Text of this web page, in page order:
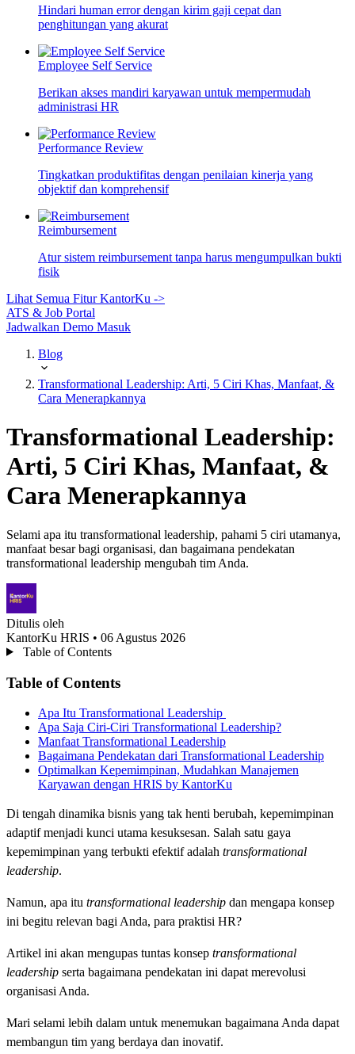
Hindari human error dengan kirim gaji cepat dan
penghitungan yang akurat
Employee Self Service
Berikan akses mandiri karyawan untuk mempermudah
administrasi HR
Performance Review
Tingkatkan produktifitas dengan penilaian kinerja yang
objektif dan komprehensif
Reimbursement
Atur sistem reimbursement tanpa harus mengumpulkan bukti
fisik
Lihat Semua Fitur KantorKu ->
ATS & Job Portal
Jadwalkan Demo Masuk
Blog
Transformational Leadership: Arti, 5 Ciri Khas, Manfaat, &
Cara Menerapkannya
Transformational Leadership:
Arti, 5 Ciri Khas, Manfaat, &
Cara Menerapkannya
Selami apa itu transformational leadership, pahami 5 ciri utamanya,
manfaat besar bagi organisasi, dan bagaimana pendekatan
transformational leadership mengubah tim Anda.
Ditulis oleh
KantorKu HRIS • 06 Agustus 2026
Table of Contents
Table of Contents
Apa Itu Transformational Leadership
Apa Saja Ciri-Ciri Transformational Leadership?
Manfaat Transformational Leadership
Bagaimana Pendekatan dari Transformational Leadership
Optimalkan Kepemimpinan, Mudahkan Manajemen
Karyawan dengan HRIS by KantorKu
Di tengah dinamika bisnis yang tak henti berubah, kepemimpinan
adaptif menjadi kunci utama kesuksesan. Salah satu gaya
kepemimpinan yang terbukti efektif adalah transformational
leadership.
Namun, apa itu transformational leadership dan mengapa konsep
ini begitu relevan bagi Anda, para praktisi HR?
Artikel ini akan mengupas tuntas konsep transformational
leadership serta bagaimana pendekatan ini dapat merevolusi
organisasi Anda.
Mari selami lebih dalam untuk menemukan bagaimana Anda dapat
membangun tim yang berdaya dan inovatif.